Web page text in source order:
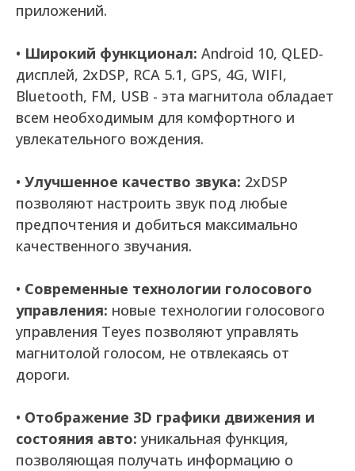
приложений.
• Широкий функционал: Android 10, QLED-
дисплей, 2xDSP, RCA 5.1, GPS, 4G, WIFI,
Bluetooth, FM, USB - эта магнитола обладает
всем необходимым для комфортного и
увлекательного вождения.
• Улучшенное качество звука: 2xDSP
позволяют настроить звук под любые
предпочтения и добиться максимально
качественного звучания.
• Современные технологии голосового
управления: новые технологии голосового
управления Teyes позволяют управлять
магнитолой голосом, не отвлекаясь от
дороги.
• Отображение 3D графики движения и
состояния авто: уникальная функция,
позволяющая получать информацию о